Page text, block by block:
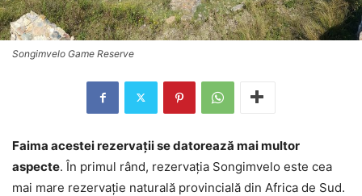
Songimvelo Game Reserve
Faima acestei rezervaţii se datorează mai multor
aspecte. În primul rând, rezervaţia Songimvelo este cea
mai mare rezervaţie naturală provincială din Africa de Sud.